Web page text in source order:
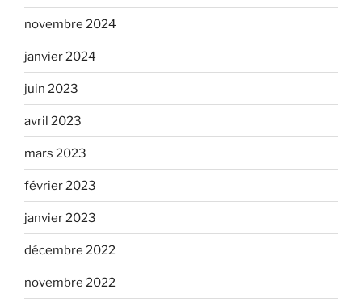
novembre 2024
janvier 2024
juin 2023
avril 2023
mars 2023
février 2023
janvier 2023
décembre 2022
novembre 2022